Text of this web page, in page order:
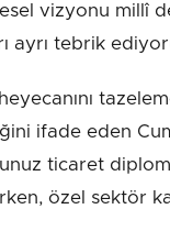
vizyonu millî
ayrı tebrik
ifade eden
ticaret
özel sektör